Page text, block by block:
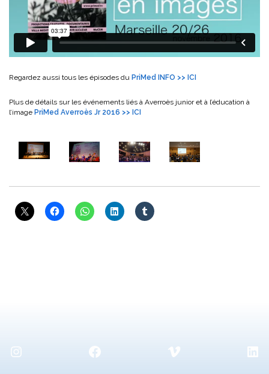
Regardez aussi tous les épisodes du PriMed INFO >> ICI
Plus de détails sur les événements liés à Averroès junior et à l’éducation à
l’image PriMed Averroès Jr 2016 >> ICI
Instagram Facebook Vimeo